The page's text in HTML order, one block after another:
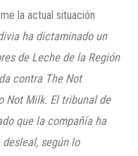
la actual situación
ha dictaminado un
de Leche de la Región
contra The Not
Not Milk. El tribunal de
que la compañía ha
según lo